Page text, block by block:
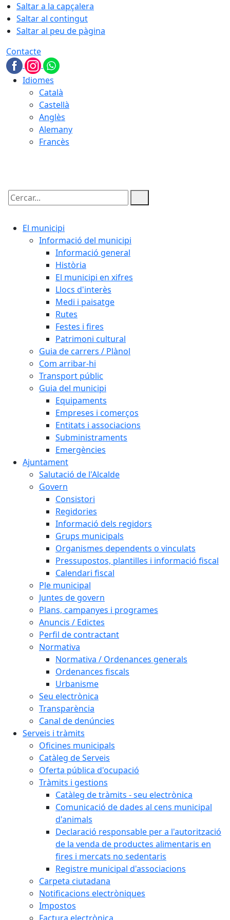
Saltar a la capçalera
Saltar al contingut
Saltar al peu de pàgina
Contacte
Idiomes
Català
Castellà
Anglès
Alemany
Francès
Cercar:
El municipi
Informació del municipi
Informació general
Història
El municipi en xifres
Llocs d'interès
Medi i paisatge
Rutes
Festes i fires
Patrimoni cultural
Guia de carrers / Plànol
Com arribar-hi
Transport públic
Guia del municipi
Equipaments
Empreses i comerços
Entitats i associacions
Subministraments
Emergències
Ajuntament
Salutació de l'Alcalde
Govern
Consistori
Regidories
Informació dels regidors
Grups municipals
Organismes dependents o vinculats
Pressupostos, plantilles i informació fiscal
Calendari fiscal
Ple municipal
Juntes de govern
Plans, campanyes i programes
Anuncis / Edictes
Perfil de contractant
Normativa
Normativa / Ordenances generals
Ordenances fiscals
Urbanisme
Seu electrònica
Transparència
Canal de denúncies
Serveis i tràmits
Oficines municipals
Catàleg de Serveis
Oferta pública d'ocupació
Tràmits i gestions
Catàleg de tràmits - seu electrònica
Comunicació de dades al cens municipal
d'animals
Declaració responsable per a l'autorització
de la venda de productes alimentaris en
fires i mercats no sedentaris
Registre municipal d'associacions
Carpeta ciutadana
Notificacions electròniques
Impostos